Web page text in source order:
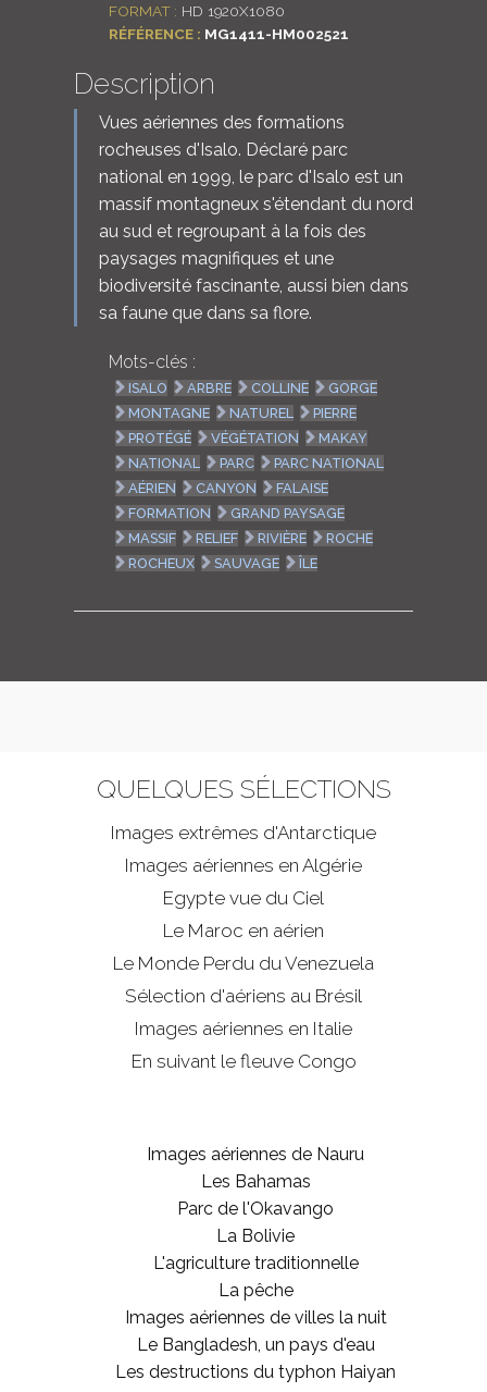
FORMAT : HD 1920X1080
RÉFÉRENCE : MG1411-HM002521
Description
Vues aériennes des formations
rocheuses d'Isalo. Déclaré parc
national en 1999, le parc d'Isalo est un
massif montagneux s'étendant du nord
au sud et regroupant à la fois des
paysages magnifiques et une
biodiversité fascinante, aussi bien dans
sa faune que dans sa flore.
Mots-clés :
ISALO ARBRE COLLINE
GORGE
MONTAGNE
NATUREL
PIERRE
PROTÉGÉ
VÉGÉTATION
MAKAY
NATIONAL
PARC
PARC NATIONAL
AÉRIEN
CANYON
FALAISE
FORMATION
GRAND PAYSAGE
MASSIF
RELIEF RIVIÈRE
ROCHE
ROCHEUX
SAUVAGE ÎLE
QUELQUES SÉLECTIONS
Images extrêmes d'Antarctique
Images aériennes en Algérie
Egypte vue du Ciel
Le Maroc en aérien
Le Monde Perdu du Venezuela
Sélection d'aériens au Brésil
Images aériennes en Italie
En suivant le fleuve Congo
Images aériennes de Nauru
Les Bahamas
Parc de l'Okavango
La Bolivie
L'agriculture traditionnelle
La pêche
Images aériennes de villes la nuit
Le Bangladesh, un pays d'eau
Les destructions du typhon Haiyan